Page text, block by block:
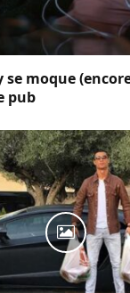
moque
pub